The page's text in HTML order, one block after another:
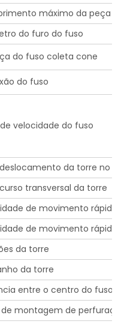
máximo da peça
do furo do fuso
do fuso coleta cone
do fuso
velocidade do fuso
da torre no
transversal da torre
de movimento rápida
de movimento rápida
da torre
da torre
entre o centro do fuso
de montagem de